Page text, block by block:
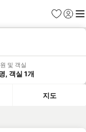
즐겨찾기
로그인
메
및 객실
, 객실 1개
지도